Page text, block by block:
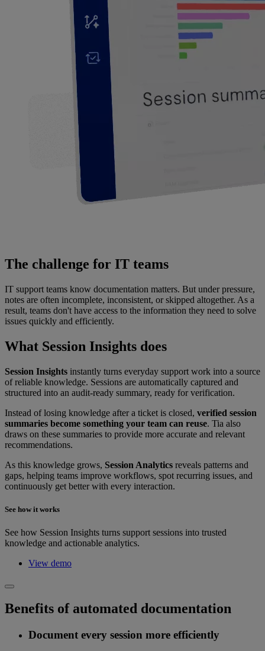
The challenge for IT teams
IT support teams know documentation matters. But under pressure,
notes are often incomplete, inconsistent, or skipped altogether. As a
result, teams don't have access to the information they need to solve
issues quickly and efficiently.
What Session Insights does
Session Insights instantly turns everyday support work into a source
of reliable knowledge. Sessions are automatically captured and
structured into an audit-ready summary, ready for verification.
Instead of losing knowledge after a ticket is closed, verified session
summaries become something your team can reuse. Tia also
draws on these summaries to provide more accurate and relevant
recommendations.
As this knowledge grows, Session Analytics reveals patterns and
gaps, helping teams improve workflows, spot recurring issues, and
continuously get better with every interaction.
See how it works
See how Session Insights turns support sessions into trusted
knowledge and actionable analytics.
View demo
Benefits of automated documentation
Document every session more efficiently